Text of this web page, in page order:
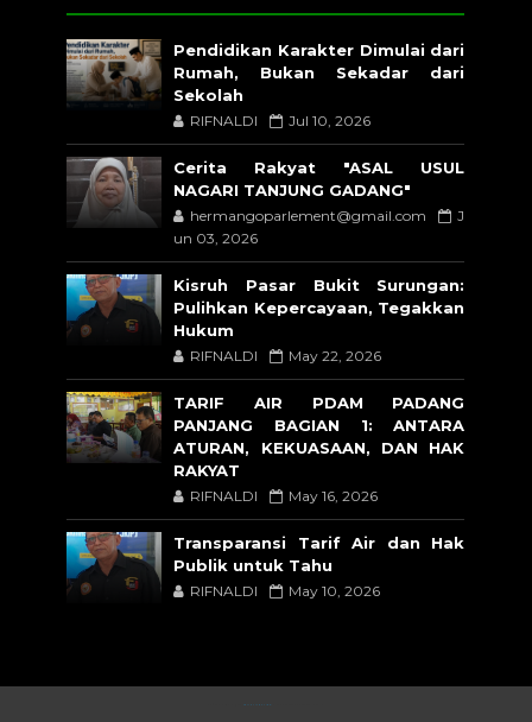
Pendidikan Karakter Dimulai dari
Rumah, Bukan Sekadar dari
Sekolah
RIFNALDI Jul 10, 2026
Cerita Rakyat "ASAL USUL
NAGARI TANJUNG GADANG"
hermangoparlement@gmail.com
J
un 03, 2026
Kisruh Pasar Bukit Surungan:
Pulihkan Kepercayaan, Tegakkan
Hukum
RIFNALDI May 22, 2026
TARIF AIR PDAM PADANG
PANJANG BAGIAN 1: ANTARA
ATURAN, KEKUASAAN, DAN HAK
RAKYAT
RIFNALDI May 16, 2026
Transparansi Tarif Air dan Hak
Publik untuk Tahu
RIFNALDI May 10, 2026